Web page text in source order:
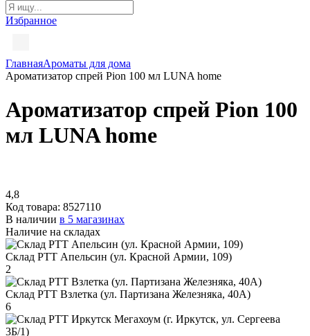
Избранное
ГлавнаяАроматы для дома
Ароматизатор спрей Pion 100 мл LUNA home
Ароматизатор спрей Pion 100
мл LUNA home
4,8
Код товара: 8527110
В наличии в 5 магазинах
Наличие на складах
Склад РТТ Апельсин (ул. Красной Армии, 109)
2
Склад РТТ Взлетка (ул. Партизана Железняка, 40А)
6